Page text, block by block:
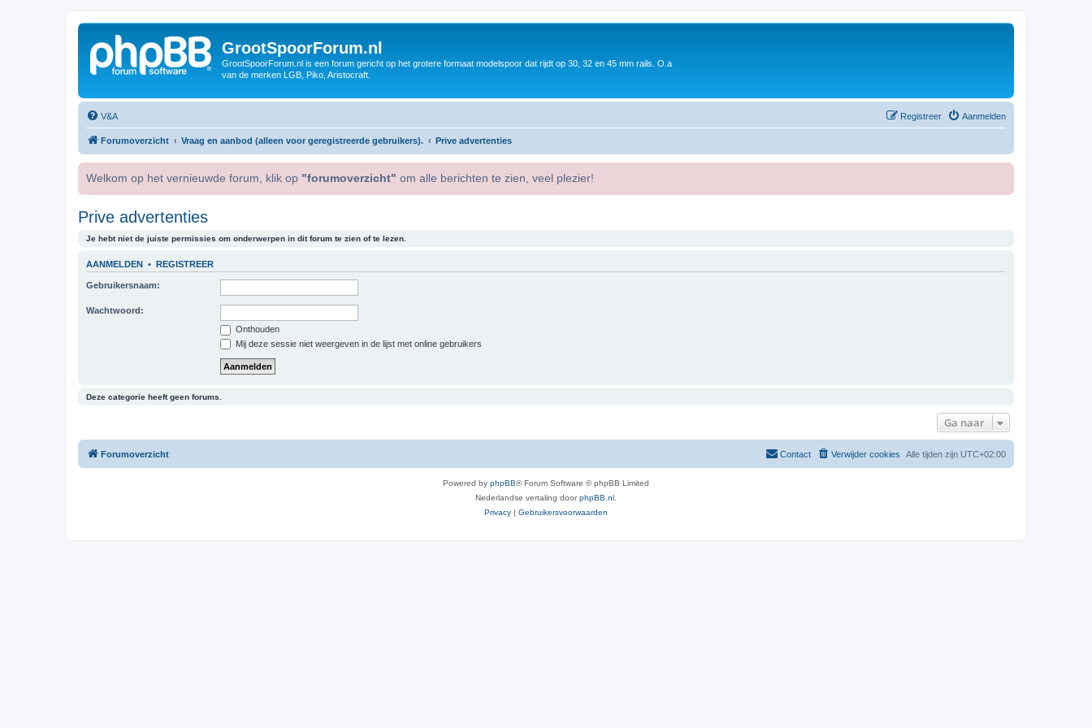
GrootSpoorForum.nl
GrootSpoorForum.nl is een forum gericht op het grotere formaat modelspoor dat rijdt op 30, 32 en 45 mm rails. O.a
van de merken LGB, Piko, Aristocraft.
V&A Aanmelden
Registreer
Forumoverzicht Vraag en aanbod (alleen voor geregistreerde gebruikers). Prive advertenties
Welkom op het vernieuwde forum, klik op "forumoverzicht" om alle berichten te zien, veel plezier!
Prive advertenties
Je hebt niet de juiste permissies om onderwerpen in dit forum te zien of te lezen.
AANMELDEN • REGISTREER
Gebruikersnaam:
Wachtwoord:
Onthouden
Mij deze sessie niet weergeven in de lijst met online gebruikers
Deze categorie heeft geen forums.
Ga naar
Forumoverzicht Alle tijden zijn UTC+02:00
Verwijder cookies
Contact
Powered by phpBB® Forum Software © phpBB Limited
Nederlandse vertaling doorphpBB.nl.
Privacy | Gebruikersvoorwaarden